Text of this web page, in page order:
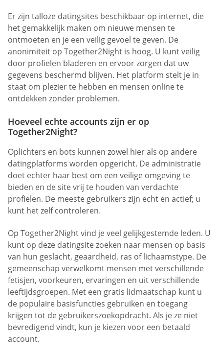
Er zijn talloze datingsites beschikbaar op internet, die
het gemakkelijk maken om nieuwe mensen te
ontmoeten en je een veilig gevoel te geven. De
anonimiteit op Together2Night is hoog. U kunt veilig
door profielen bladeren en ervoor zorgen dat uw
gegevens beschermd blijven. Het platform stelt je in
staat om plezier te hebben en mensen online te
ontdekken zonder problemen.
Hoeveel echte accounts zijn er op
Together2Night?
Oplichters en bots kunnen zowel hier als op andere
datingplatforms worden opgericht. De administratie
doet echter haar best om een veilige omgeving te
bieden en de site vrij te houden van verdachte
profielen. De meeste gebruikers zijn echt en actief; u
kunt het zelf controleren.
Op Together2Night vind je veel gelijkgestemde leden. U
kunt op deze datingsite zoeken naar mensen op basis
van hun geslacht, geaardheid, ras of lichaamstype. De
gemeenschap verwelkomt mensen met verschillende
fetisjen, voorkeuren, ervaringen en uit verschillende
leeftijdsgroepen. Met een gratis lidmaatschap kunt u
de populaire basisfuncties gebruiken en toegang
krijgen tot de gebruikerszoekopdracht. Als je ze niet
bevredigend vindt, kun je kiezen voor een betaald
account.